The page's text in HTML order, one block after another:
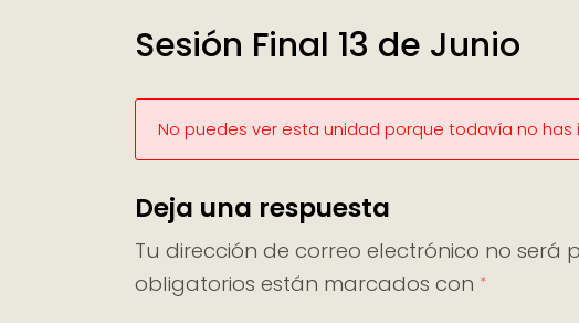
Sesión Final 13 de Junio
No puedes ver esta unidad porque todavía no has
Deja una respuesta
Tu dirección de correo electrónico no será
obligatorios están marcados con *